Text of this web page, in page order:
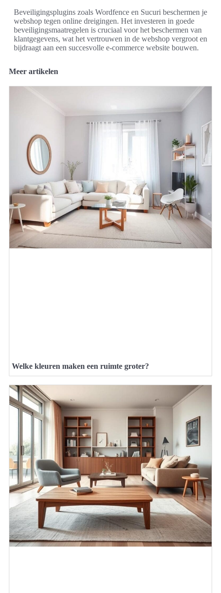
Beveiligingsplugins zoals Wordfence en Sucuri beschermen je
webshop tegen online dreigingen. Het investeren in goede
beveiligingsmaatregelen is cruciaal voor het beschermen van
klantgegevens, wat het vertrouwen in de webshop vergroot en
bijdraagt aan een succesvolle e-commerce website bouwen.
Meer artikelen
Welke kleuren maken een ruimte groter?